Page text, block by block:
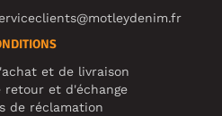
et de livraison
retour et d'échange
de réclamation